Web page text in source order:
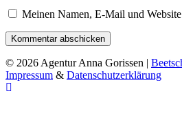
Meinen Namen, E-Mail und
© 2026 Agentur Anna Gorissen |
Impressum & Datenschutzerklärung